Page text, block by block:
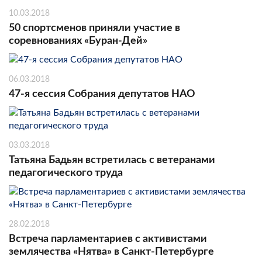
10.03.2018
50 спортсменов приняли участие в
соревнованиях «Буран-Дей»
06.03.2018
47-я сессия Собрания депутатов НАО
03.03.2018
Татьяна Бадьян встретилась с ветеранами
педагогического труда
28.02.2018
Встреча парламентариев с активистами
землячества «Нятва» в Санкт-Петербурге